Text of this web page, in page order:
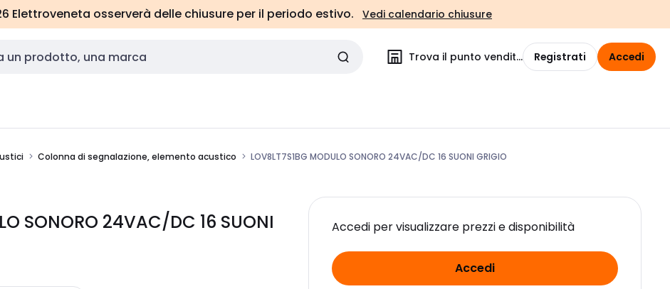
Elettroveneta osserverà delle chiusure per il periodo estivo. Vedi calendario chiusure
Trova il punto vendita Registrati Accedi
Colonna di segnalazione, elemento acustico LOV8LT7S1BG MODULO SONORO 24VAC/DC 16 SUONI GRIGIO
SONORO 24VAC/DC 16 SUONI
Accedi per visualizzare prezzi e disponibilità
Accedi